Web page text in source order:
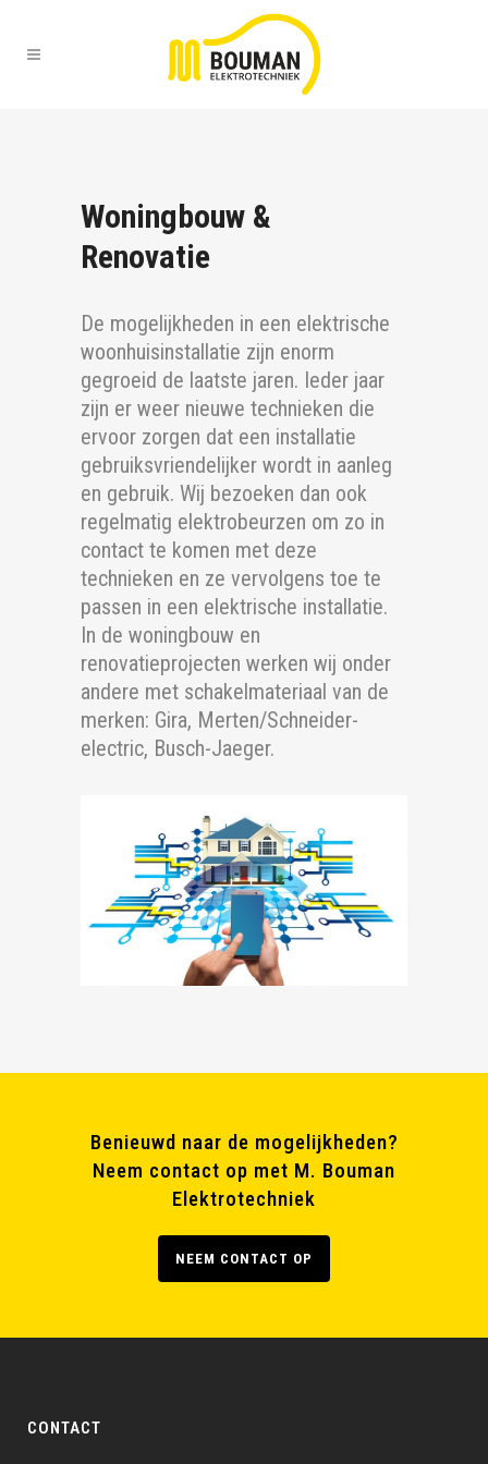
Woningbouw &
Renovatie
De mogelijkheden in een elektrische
woonhuisinstallatie zijn enorm
gegroeid de laatste jaren. Ieder jaar
zijn er weer nieuwe technieken die
ervoor zorgen dat een installatie
gebruiksvriendelijker wordt in aanleg
en gebruik. Wij bezoeken dan ook
regelmatig elektrobeurzen om zo in
contact te komen met deze
technieken en ze vervolgens toe te
passen in een elektrische installatie.
In de woningbouw en
renovatieprojecten werken wij onder
andere met schakelmateriaal van de
merken: Gira, Merten/Schneider-
electric, Busch-Jaeger.
Benieuwd naar de mogelijkheden?
Neem contact op met M. Bouman
Elektrotechniek
NEEM CONTACT OP
CONTACT